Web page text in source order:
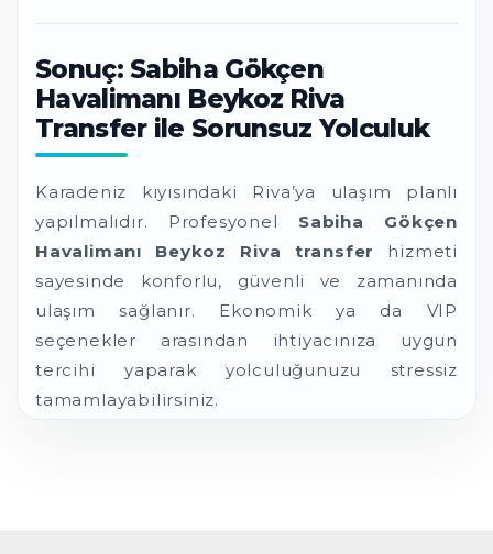
Sonuç: Sabiha Gökçen
Havalimanı Beykoz Riva
Transfer ile Sorunsuz Yolculuk
Karadeniz kıyısındaki Riva’ya ulaşım planlı
yapılmalıdır. Profesyonel Sabiha Gökçen
Havalimanı Beykoz Riva transfer
hizmeti
sayesinde konforlu, güvenli ve zamanında
ulaşım sağlanır. Ekonomik ya da VIP
seçenekler arasından ihtiyacınıza uygun
tercihi yaparak yolculuğunuzu stressiz
tamamlayabilirsiniz.